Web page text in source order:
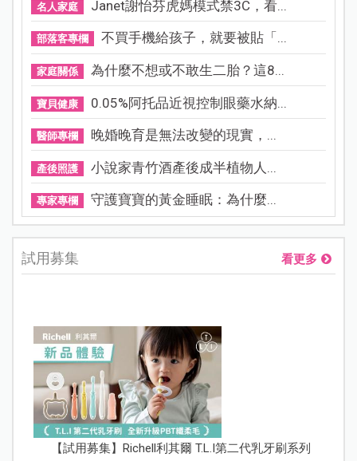
名人家庭 Janet謝怡芬虎媽模式禁3C，看...
部落客專欄 不買手機給孩子，就要被貼「...
家庭關係 為什麼不想或不敢生二胎？這8...
寶貝健康 0.05%阿托品近視控制眼藥水納...
醫師專欄 晚婚晚育是無法改變的現實，...
產後照護 小說家青竹酒產後成半植物人...
專家專欄 守護寶寶的黃金睡眠：為什麼...
試用募集 看更多
【試用募集】Richell利其爾 T.L.I第二代乳牙刷系列